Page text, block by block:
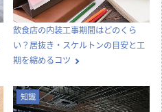
飲食店の内装工事期間はどのくら
い？居抜き・スケルトンの目安と工
期を縮めるコツ
知識